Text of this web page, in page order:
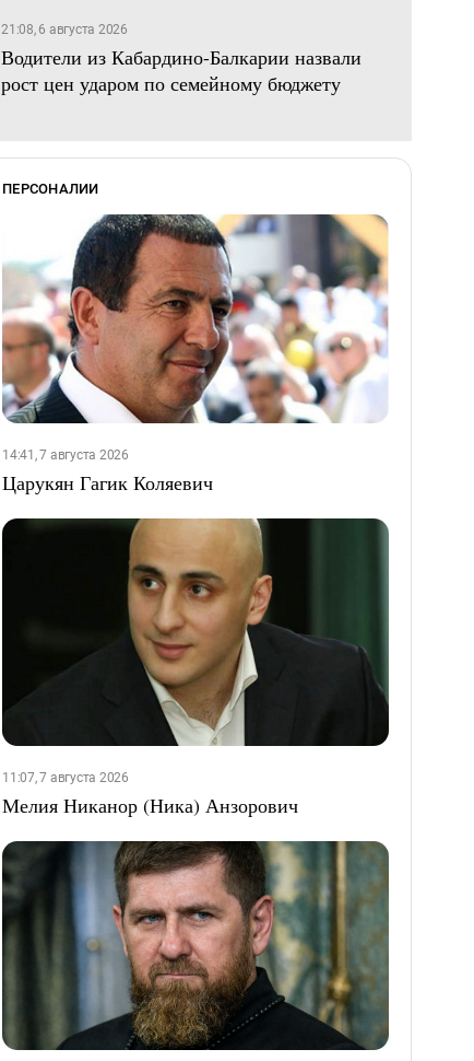
21:08, 6 августа 2026
Водители из Кабардино-Балкарии назвали
рост цен ударом по семейному бюджету
ПЕРСОНАЛИИ
14:41, 7 августа 2026
Царукян Гагик Коляевич
11:07, 7 августа 2026
Мелия Никанор (Ника) Анзорович